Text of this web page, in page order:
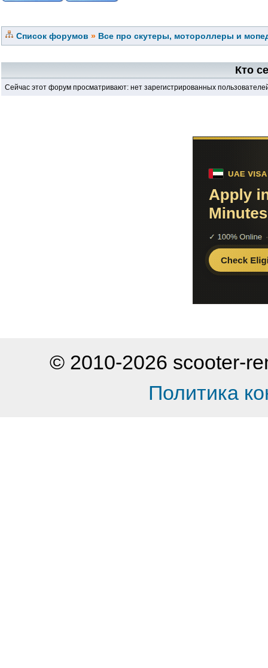
Список форумов » Все про скутеры, мотороллеры и
Кто
Сейчас этот форум просматривают: нет зарегистрированных
© 2010-2026 scooter-
Политика